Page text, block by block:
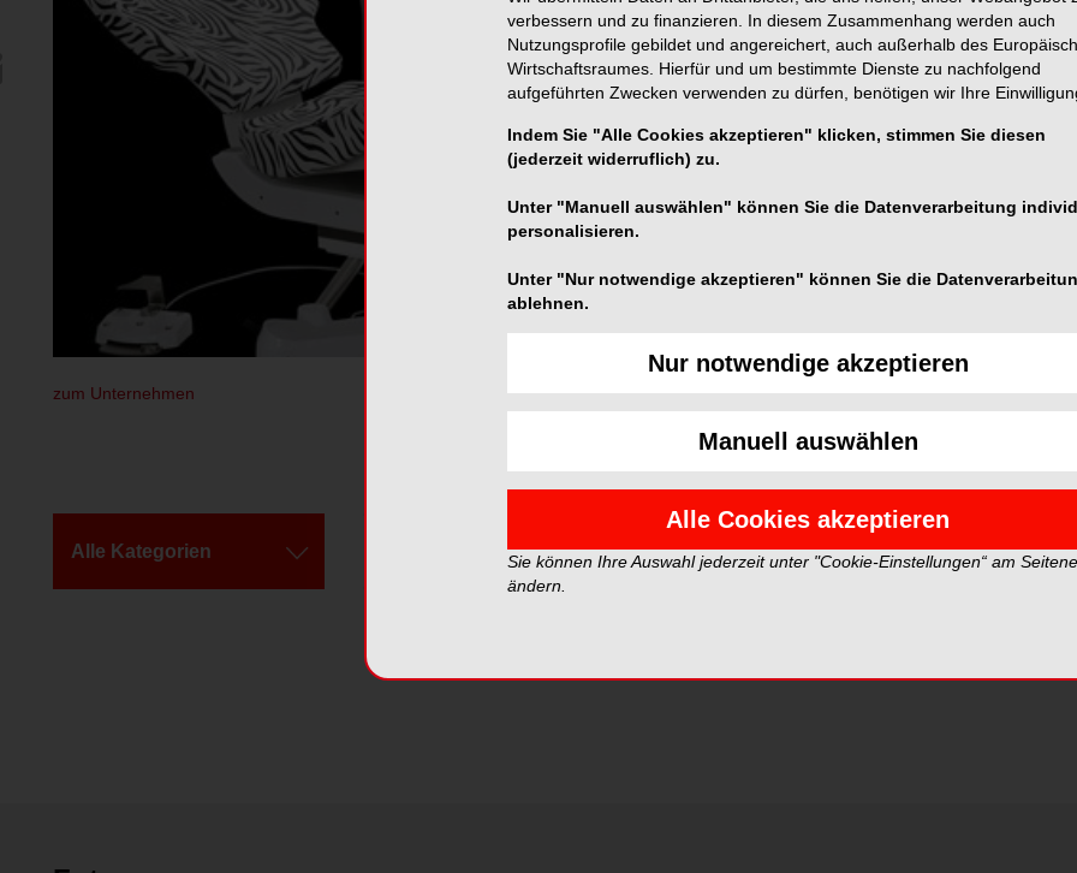
zum Unternehmen
Alle Kategorien Neue Videos Top
verbessern und zu finanzieren. In diesem Zusammenhang werden auch
Nutzungsprofile gebildet und angereichert, auch außerhalb des
Wirtschaftsraumes. Hierfür und um bestimmte Dienste zu nachfolgend
aufgeführten Zwecken verwenden zu dürfen, benötigen wir Ihre
Indem Sie "Alle Cookies akzeptieren" klicken, stimmen Sie diesen
(jederzeit widerruflich) zu.
Unter "Manuell auswählen" können Sie die Datenverarbeitung
personalisieren.
Unter "Nur notwendige akzeptieren" können Sie die
ablehnen.
Nur notwendige akzeptieren
Manuell auswählen
Alle Cookies akzeptieren
Sie können Ihre Auswahl jederzeit unter "Cookie-Einstellungen“ am
ändern.